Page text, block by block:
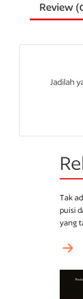
Jika Anda
Review (
Jadilah
Tak
puisi
yang